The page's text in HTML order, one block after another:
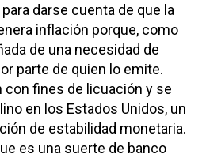
darse cuenta de que la
inflación porque, como
de una necesidad de
parte de quien lo emite.
con fines de licuación y se
en los Estados Unidos, un
de estabilidad monetaria.
es una suerte de banco